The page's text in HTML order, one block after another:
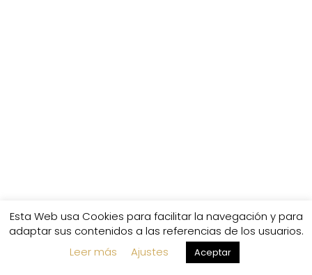
Esta Web usa Cookies para facilitar la navegación y para
adaptar sus contenidos a las referencias de los usuarios.
Leer más
Ajustes Aceptar